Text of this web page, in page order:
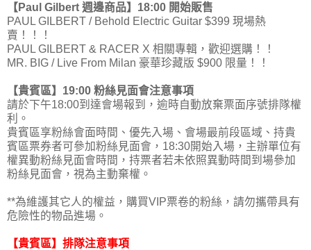
【Paul Gilbert 週邊商品】18:00 開始販售
PAUL GILBERT / Behold Electric Guitar $399 現場熱
賣！！！
PAUL GILBERT & RACER X 相關專輯，歡迎選購！！
MR. BIG / Live From Milan 豪華珍藏版 $900 限量！！
【貴賓區】19:00 粉絲見面會注意事項
請於下午18:00到達會場報到，逾時自動放棄票面序號排隊權
利。
貴賓區享粉絲會面時間、優先入場、會場最前段區域、持貴
賓區票券者可參加粉絲見面會，18:30開始入場，主辦單位有
權異動粉絲見面會時間，持票者若未依照異動時間到場參加
粉絲見面會，視為主動棄權。
**為維護其它人的權益，購買VIP票卷的粉絲，請勿攜帶具有
危險性的物品進場。
【貴賓區】排隊注意事項